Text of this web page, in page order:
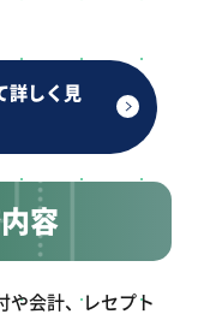
詳しく見
容
や会計、レセプト